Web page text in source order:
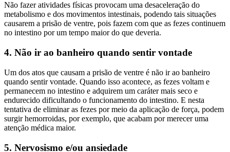
Não fazer atividades físicas provocam uma desaceleração do
metabolismo e dos movimentos intestinais, podendo tais situações
causarem a prisão de ventre, pois fazem com que as fezes continuem
no intestino por um tempo maior do que deveria.
4. Não ir ao banheiro quando sentir vontade
Um dos atos que causam a prisão de ventre é não ir ao banheiro
quando sentir vontade. Quando isso acontece, as fezes voltam e
permanecem no intestino e adquirem um caráter mais seco e
endurecido dificultando o funcionamento do intestino. E nesta
tentativa de eliminar as fezes por meio da aplicação de força, podem
surgir hemorroidas, por exemplo, que acabam por merecer uma
atenção médica maior.
5. Nervosismo e/ou ansiedade